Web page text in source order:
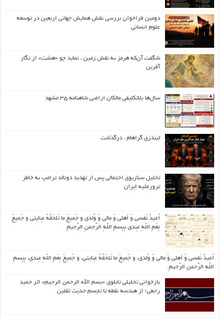
دومین فراخوان بررسی نقش همایش جهانی اربعین در توسعه
علوم انسانی
شگفت آن‌که هرمز به نقش زمین ، نماید چو «هشت» از نگار
آفرین
سال‌ها بلاتکلیفی مالکان اراضی شاهنامه ۳۵ مشهد
لیندزی گراهام ، درگذشت
تحلیل سناریوی احتمالی پس از تهدید دونالد ترامپ به خاطر
ترورعلیه ایران
اُعیذُ نَفسی وَ أهلی وَ مالی وَ وُلدی و جَمیعَ ما تَلحَقُهُ عِنایتی و جَمیعَ
نِعَمِ اللّهِ عِندی بِبِسمِ اللّهِ الرَّحمنِ الرَّحیمِ
اُعیذُ نَفسی وَ أهلی وَ مالی وَ وُلدی، و جَمیعَ ما تَلحَقُهُ عِنایتی، و جَمیعَ نِعَمِ اللّهِ عِندی، بِبِسمِ
اللّهِ الرَّحمنِ الرَّحیمِ.
بازخوانی تحلیلی تابلوی «بسم الله الرحمن الرحیم» اثر حمید
رابعی؛ از هندسه نقطه تا تجسم حدیث ثقلین